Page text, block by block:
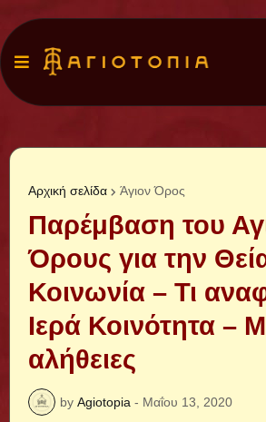
Αρχική σελίδα Άγιον Όρος
Παρέμβαση του
Όρους για την
Κοινωνία – Τι
Ιερά Κοινότητα –
αλήθειες
by Agiotopia - Μαΐου 13, 2020